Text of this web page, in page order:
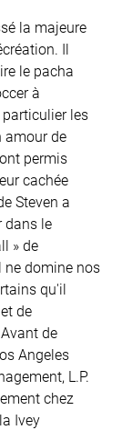
la majeure
Il
le pacha
à
particulier les
amour de
permis
cachée
Steven a
dans le
» de
ne domine nos
qu'il
de
de
Angeles
L.P.
chez
Ivey